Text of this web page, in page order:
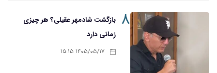
۸ بازگشت شادمهر عقیلی؟ هر چیزی
زمانی دارد
۱۴۰۵/۰۵/۱۷ ۱۵:۱۵